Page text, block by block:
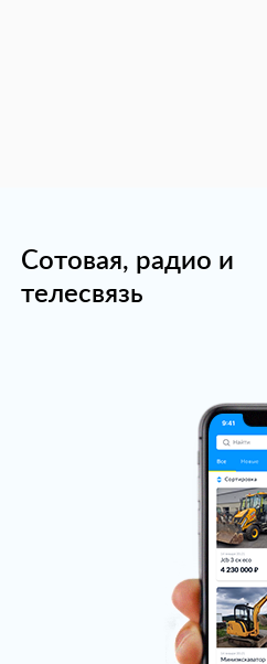
Сотовая, радио и
телесвязь